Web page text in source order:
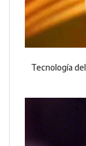
Tecnología